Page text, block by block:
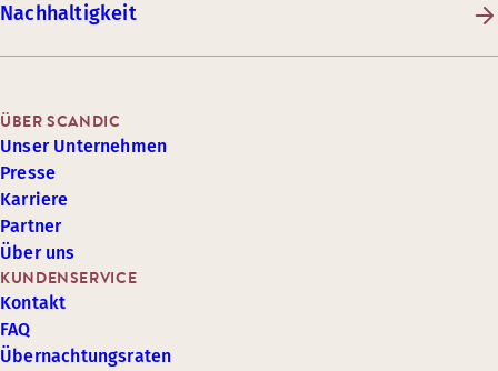
Nachhaltigkeit
KUNDENSERVICE
Kontakt
FAQ
Übernachtungsraten
ÜBER SCANDIC
Unser Unternehmen
Presse
Karriere
Partner
Über uns